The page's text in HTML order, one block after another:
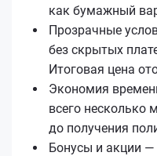
как бумажный
Прозрачные
без скрытых
Итоговая цена
Экономия
всего несколько
до получения
Бонусы и акции —